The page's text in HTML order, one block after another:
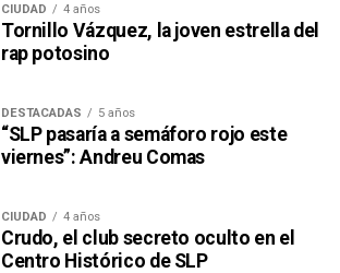
CIUDAD 4 años
Tornillo Vázquez, la joven estrella del
rap potosino
DESTACADAS 5 años
“SLP pasaría a semáforo rojo este
viernes”: Andreu Comas
CIUDAD 4 años
Crudo, el club secreto oculto en el
Centro Histórico de SLP